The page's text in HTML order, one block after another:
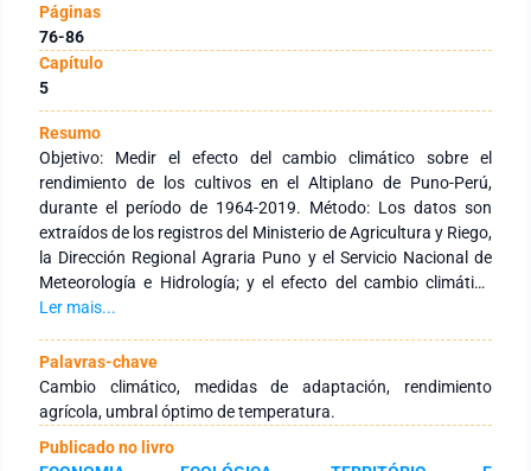
Páginas
76-86
Capítulo
5
Resumo
Objetivo: Medir el efecto del cambio climático sobre el
rendimiento de los cultivos en el Altiplano de Puno-Perú,
durante el período de 1964-2019. Método: Los datos son
extraídos de los registros del Ministerio de Agricultura y Riego,
la Dirección Regional Agraria Puno y el Servicio Nacional de
Meteorología e Hidrología; y el efecto del cambio climático
sobre el rendimiento de cultivos ha sido estimado con
Resultados: Las precipitación y las temperaturas en
condiciones óptimas favorecen el rendimiento de los cultivos
agrícolas, sin embargo, las condiciones climáticas extremas
afectan negativamente el rendimiento de los cultivos
principalmente de la quinua y la papa. Conclusiones. el
Ler mais...
Palavras-chave
Cambio climático, medidas de adaptación, rendimiento
agrícola, umbral óptimo de temperatura.
Publicado no livro